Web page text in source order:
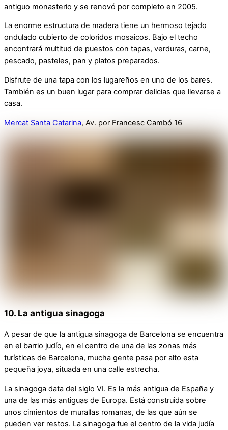
antiguo monasterio y se renovó por completo en 2005.
La enorme estructura de madera tiene un hermoso tejado
ondulado cubierto de coloridos mosaicos. Bajo el techo
encontrará multitud de puestos con tapas, verduras, carne,
pescado, pasteles, pan y platos preparados.
Disfrute de una tapa con los lugareños en uno de los bares.
También es un buen lugar para comprar delicias que llevarse a
casa.
Mercat Santa Catarina, Av. por Francesc Cambó 16
10. La antigua sinagoga
A pesar de que la antigua sinagoga de Barcelona se encuentra
en el barrio judío, en el centro de una de las zonas más
turísticas de Barcelona, mucha gente pasa por alto esta
pequeña joya, situada en una calle estrecha.
La sinagoga data del siglo VI. Es la más antigua de España y
una de las más antiguas de Europa. Está construida sobre
unos cimientos de murallas romanas, de las que aún se
pueden ver restos. La sinagoga fue el centro de la vida judía